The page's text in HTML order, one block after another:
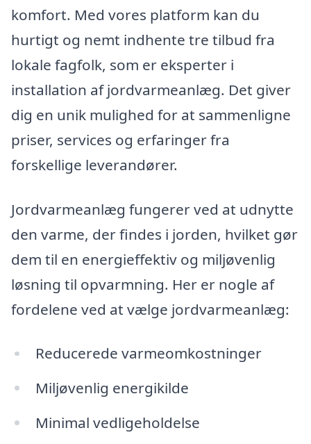
komfort. Med vores platform kan du
hurtigt og nemt indhente tre tilbud fra
lokale fagfolk, som er eksperter i
installation af jordvarmeanlæg. Det giver
dig en unik mulighed for at sammenligne
priser, services og erfaringer fra
forskellige leverandører.
Jordvarmeanlæg fungerer ved at udnytte
den varme, der findes i jorden, hvilket gør
dem til en energieffektiv og miljøvenlig
løsning til opvarmning. Her er nogle af
fordelene ved at vælge jordvarmeanlæg:
Reducerede varmeomkostninger
Miljøvenlig energikilde
Minimal vedligeholdelse